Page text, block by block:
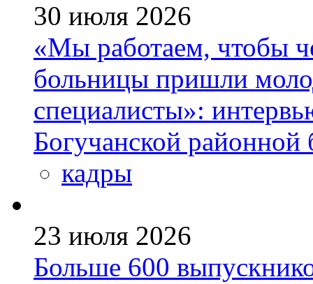
30 июля 2026
«Мы работаем, чтобы
больницы пришли
специалисты»:
Богучанской
кадры
23 июля 2026
Больше 600